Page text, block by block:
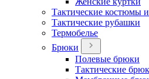
Тактические костюмы
Тактические рубашки
Термобелье
Брюки
Полевые брюки
Тактические